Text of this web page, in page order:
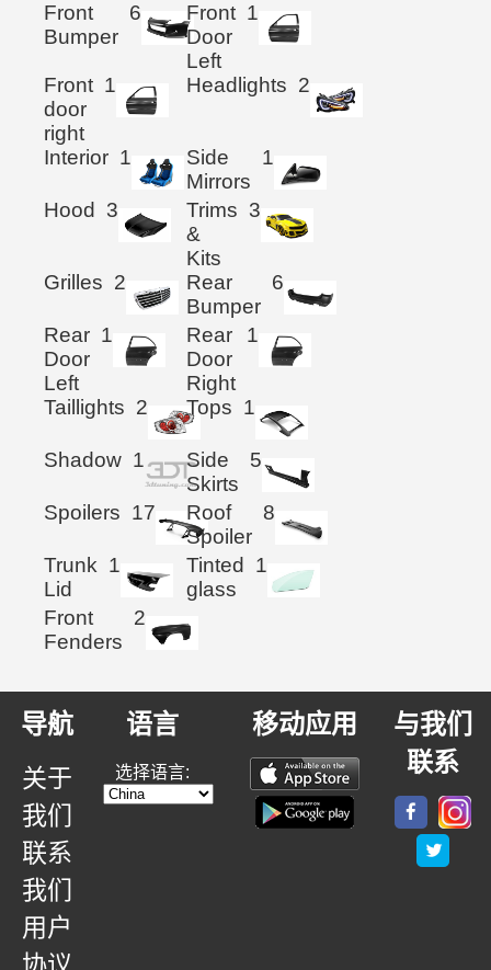
Front
Bumper
6
Front
Door
Left
1
Front
door
right
1 Headlights 2
Interior 1
Side
Mirrors
1
Hood 3
Trims
&
Kits
3
Grilles 2
Rear
Bumper
6
Rear
Door
Left
1
Rear
Door
Right
1
Taillights 2 Tops 1
Shadow 1
Side
Skirts
5
Spoilers 17
Roof
Spoiler
8
Trunk
Lid
1
Tinted
glass
1
Front
Fenders
2
导航
关于
我们
联系
我们
用户
语言
选择语言:
移动应用
与我们
联系